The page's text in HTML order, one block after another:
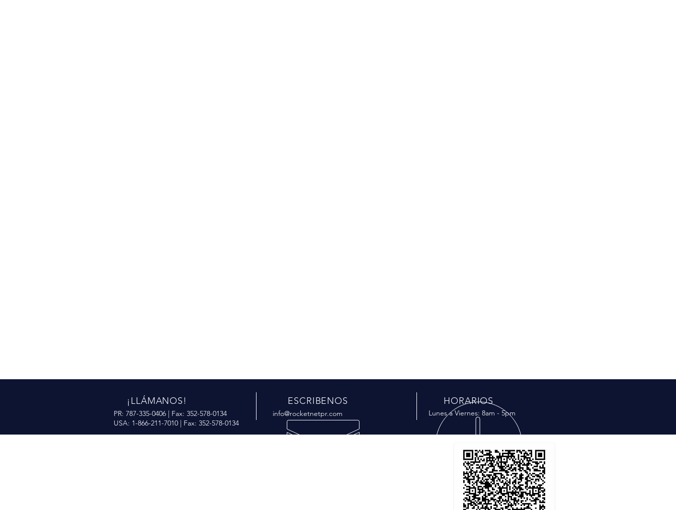
¡LLÁMANOS!
PR: 787-335-0406 | Fax: 352-578-0134
USA: 1-866-211-7010 | Fax: 352-578-0134
ESCRIBENOS
info@rocketnetpr.com
HORARIOS
Lunes a Viernes: 8am - 5pm